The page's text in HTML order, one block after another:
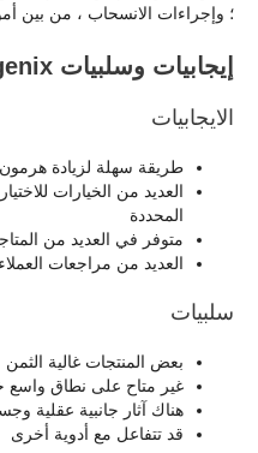
؛ وإجراءات الانسحاب ، من بين
إيجابيات وسلبيات Nugenix
الايجابيات
طريقة سهلة لزيادة
العديد من الخيارات
المحددة
متوفر في العديد من
العديد من مراجعات العملاء
سلبيات
بعض المنتجات غالية الثمن
غير متاح على نطاق واسع
هناك آثار جانبية عقلية
قد تتفاعل مع أدوية أخرى